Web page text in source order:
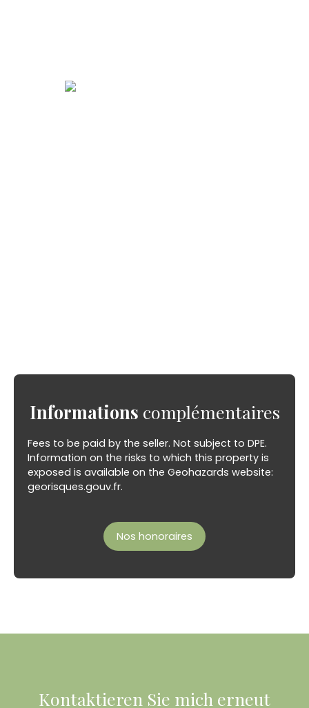
Informations complémentaires
Fees to be paid by the seller. Not subject to DPE.
Information on the risks to which this property is
exposed is available on the Geohazards website:
georisques.gouv.fr.
Nos honoraires
Kontaktieren Sie mich erneut